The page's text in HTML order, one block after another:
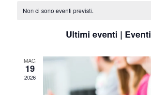
Non ci sono eventi previsti.
Ultimi eventi | Eventi
MAG
19
2026